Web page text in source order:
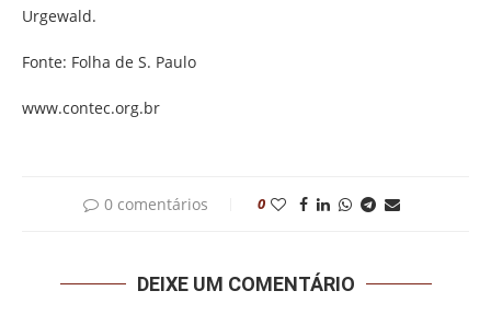
Urgewald.
Fonte: Folha de S. Paulo
www.contec.org.br
0 comentários 0
DEIXE UM COMENTÁRIO